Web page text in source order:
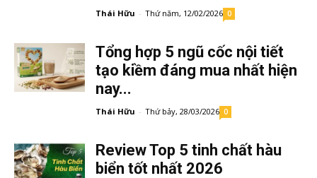
Thái Hữu - Thứ năm, 12/02/2026 0
Tổng hợp 5 ngũ cốc nội tiết
tạo kiềm đáng mua nhất hiện
nay...
Thái Hữu - Thứ bảy, 28/03/2026 0
Review Top 5 tinh chất hàu
biển tốt nhất 2026